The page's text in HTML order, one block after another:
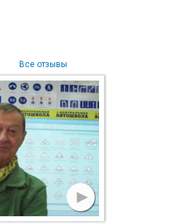
Все отзывы